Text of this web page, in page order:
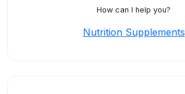
How can I help you?
Nutrition Supplements